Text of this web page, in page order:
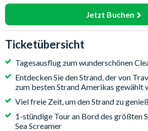
Jetzt Buchen
Ticketübersicht
Tagesausflug zum wunderschönen
Entdecken Sie den Strand, der von
zum besten Strand Amerikas gewählt
Viel freie Zeit, um den Strand zu
1-stündige Tour an Bord des größten
Sea Screamer